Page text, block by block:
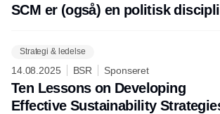
SCM er (også) en politisk
Strategi & ledelse
14.08.2025 BSR Sponseret
Ten Lessons on Developing
Effective Sustainability